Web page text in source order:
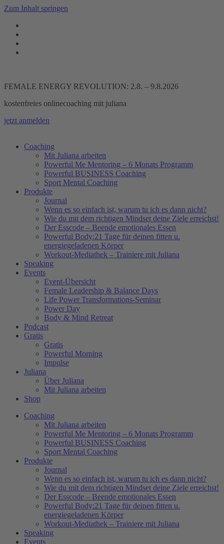
Zum Inhalt springen
FEMALE ENERGY REVOLUTION: 2.8. – 9.8.2026
kostenfreies onlinecoaching mit juliana
jetzt anmelden
Coaching
Mit Juliana arbeiten
Powerful Me Mentoring – 6 Monats Programm
Powerful BUSINESS Coaching
Sport Mental Coaching
Produkte
Journal
Wenn es so einfach ist, warum tu ich es dann nicht?
Wie du mit dem richtigen Mindset deine Ziele erreichst!
Der Esscode – Beende emotionales Essen
Powerful Body:21 Tage für deinen fitten u.
energiegeladenen Körper
Workout-Mediathek – Trainiere mit Juliana
Speaking
Events
Event-Übersicht
Female Leadership & Balance Days
Life Power Transformations-Seminar
Power Day
Body & Mind Retreat
Podcast
Gratis
Gratis
Powerful Morning
Impulse
Juliana
Über Juliana
Mit Juliana arbeiten
Shop
Coaching
Mit Juliana arbeiten
Powerful Me Mentoring – 6 Monats Programm
Powerful BUSINESS Coaching
Sport Mental Coaching
Produkte
Journal
Wenn es so einfach ist, warum tu ich es dann nicht?
Wie du mit dem richtigen Mindset deine Ziele erreichst!
Der Esscode – Beende emotionales Essen
Powerful Body:21 Tage für deinen fitten u.
energiegeladenen Körper
Workout-Mediathek – Trainiere mit Juliana
Speaking
Events